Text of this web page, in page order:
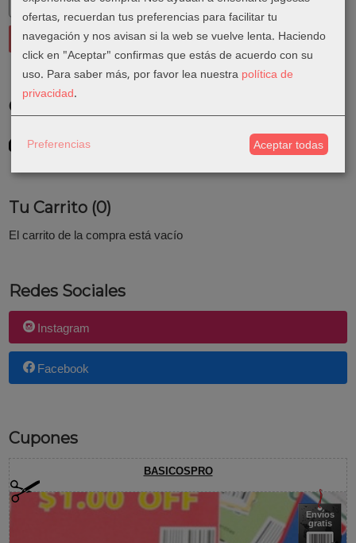
Costes de Envío
GRATIS *
Consultar Destinos
Tu Carrito (0)
El carrito de la compra está vacío
Redes Sociales
Instagram
Facebook
Cupones
BASICOSPRO
Envíos
gratis
ofertas, recuerdan tus preferencias para facilitar tu
navegación y nos avisan si la web se vuelve lenta. Haciendo
click en "Aceptar" confirmas que estás de acuerdo con su
uso. Para saber más, por favor lea nuestra política de
privacidad.
Preferencias Aceptar todas